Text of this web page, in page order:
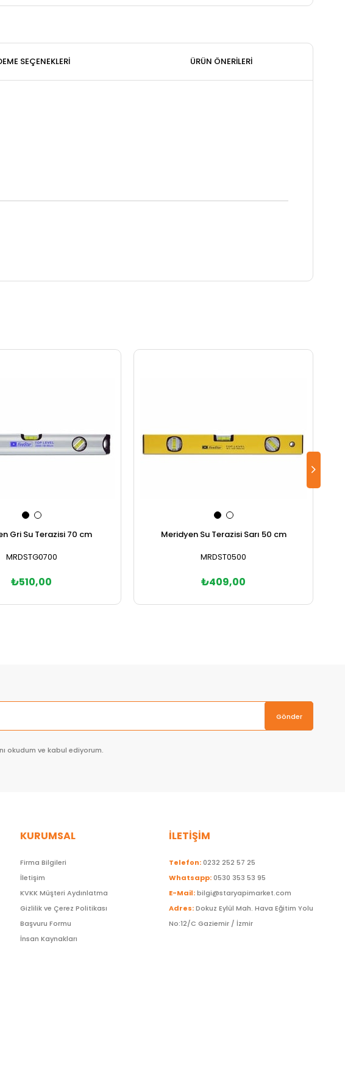
SEÇENEKLERI ÜRÜN ÖNERILERI
Gri Su Terazisi 70 cm
MRDSTG0700
₺510,00
Meridyen Su Terazisi Sarı 50 cm
MRDST0500
₺409,00
Gönder
okudum ve kabul ediyorum.
KURUMSAL
Firma Bilgileri
İletişim
KVKK Müşteri Aydınlatma
Gizlilik ve Çerez Politikası
Başvuru Formu
İnsan Kaynakları
İLETİŞİM
Telefon:0232 252 57 25
Whatsapp:0530 353 53 95
E-Mail:bilgi@staryapimarket.com
Adres:Dokuz Eylül Mah. Hava Eğitim Yolu
No:12/C Gaziemir / İzmir